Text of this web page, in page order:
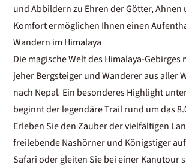
und Abbildern zu Ehren der Götter,
Komfort ermöglichen Ihnen einen
Wandern im Himalaya
Die magische Welt des Himalaya-
jeher Bergsteiger und Wanderer aus aller
nach Nepal. Ein besonderes Highlight
beginnt der legendäre Trail rund um das
Erleben Sie den Zauber der vielfältigen
freilebende Nashörner und Königstiger
Safari oder gleiten Sie bei einer Kanutour